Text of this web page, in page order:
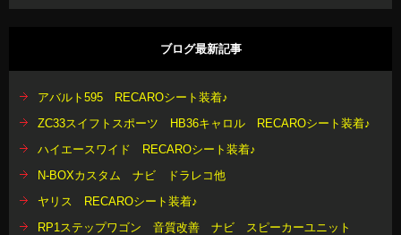
ブログ最新記事
アバルト595 RECAROシート装着♪
ZC33スイフトスポーツ HB36キャロル RECAROシート装着♪
ハイエースワイド RECAROシート装着♪
N-BOXカスタム ナビ ドラレコ他
ヤリス RECAROシート装着♪
RP1ステップワゴン 音質改善 ナビ スピーカーユニット